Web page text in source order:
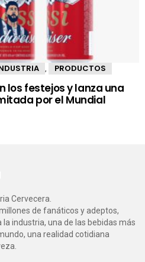
PRODUCTOS
los festejos y lanza una
por el Mundial
Cervecera.
de fanáticos y adeptos,
industria, una de las bebidas más
una realidad cotidiana